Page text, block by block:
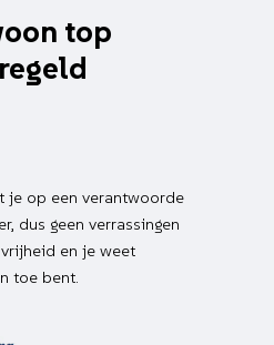
top
je op een verantwoorde
dus geen verrassingen
en je weet
toe bent.